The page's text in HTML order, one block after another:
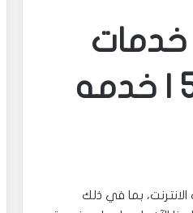
خدمات
شاملة وأسعار مميزة | 55003236 | خدمه
بما في ذلك